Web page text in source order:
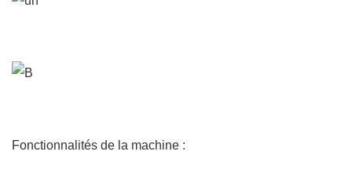
Fonctionnalités de la machine :